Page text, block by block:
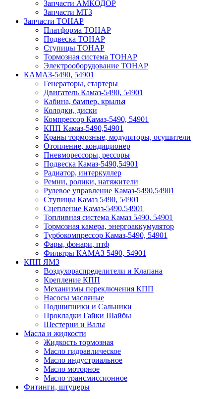
Запчасти АМКОДОР
Запчасти МТЗ
Запчасти ТОНАР
Платформа ТОНАР
Подвеска ТОНАР
Ступицы ТОНАР
Тормозная система ТОНАР
Электрооборудование ТОНАР
КАМАЗ-5490, 54901
Генераторы, стартеры
Двигатель Камаз-5490, 54901
Кабина, бампер, крылья
Колодки, диски
Компрессор Камаз-5490, 54901
КПП Камаз-5490,54901
Краны тормозные, модуляторы, осушители
Отопление, кондиционер
Пневморессоры, рессоры
Подвеска Камаз-5490,54901
Радиатор, интеркуллер
Ремни, ролики, натяжители
Рулевое управление Камаз-5490,54901
Ступицы Камаз 5490, 54901
Сцепление Камаз-5490,54901
Топливная система Камаз 5490, 54901
Тормозная камера, энергоаккумулятор
Турбокомпрессор Камаз-5490, 54901
Фары, фонари, птф
Фильтры КАМАЗ 5490, 54901
КПП ЯМЗ
Воздухораспределители и Клапана
Крепление КПП
Механизмы переключения КПП
Насосы масляные
Подшипники и Сальники
Прокладки Гайки Шайбы
Шестерни и Валы
Масла и жидкости
Жидкость тормозная
Масло гидравлическое
Масло индустриальное
Масло моторное
Масло трансмиссионное
Фитинги, штуцеры